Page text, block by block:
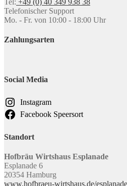
Tel: +49 (0) 40 349 938 38
Telefonischer Support
Mo. - Fr. von 10:00 - 18:00 Uhr
Zahlungsarten
Social Media
Instagram
Facebook Speersort
Standort
Hofbräu Wirtshaus Esplanade
Esplanade 6
20354 Hamburg
www.hofbraeu-wirtshaus.de/esplanade